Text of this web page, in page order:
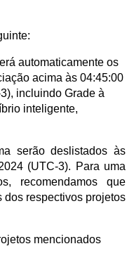
automaticamente os
acima às 04:45:00
incluindo Grade à
inteligente,
serão deslistados às
(UTC-3). Para uma
recomendamos que
respectivos projetos
mencionados